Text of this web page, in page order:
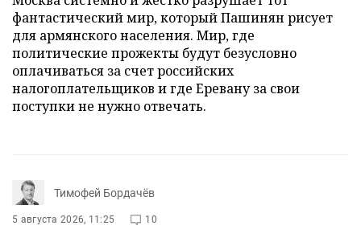
фантастический мир, который Пашинян рисует
для армянского населения. Мир, где
политические прожекты будут безусловно
оплачиваться за счет российских
налогоплательщиков и где Еревану за свои
поступки не нужно отвечать.
Тимофей Бордачёв
5 августа 2026, 11:25 10